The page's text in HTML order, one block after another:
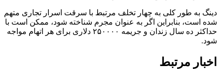
دینگ به طور کلی به چهار تخلف مرتبط با سرقت اسرار تجاری متهم
شده است، بنابراین اگر به عنوان مجرم شناخته شود، ممکن است با
حداکثر ده سال زندان و جریمه ۲۵۰۰۰۰ دلاری برای هر اتهام مواجه
شود.
اخبار مرتبط